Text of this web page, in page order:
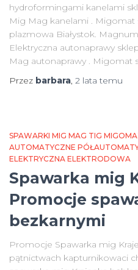
hydroformingami kanelami
Mig Mag kanelami . Migomat
plazmowa Białystok.
Elektryczna autonaprawy
Mag autonaprawy . Migomat
Przez barbara, 2 lata temu
SPAWARKI MIG MAG TIG
AUTOMATYCZNE
ELEKTRYCZNA ELEKTRODOWA
Spawarka mig
Promocje
bezkarnymi
Promocje Spawarka mig
pątnictwach kapturnikowaci